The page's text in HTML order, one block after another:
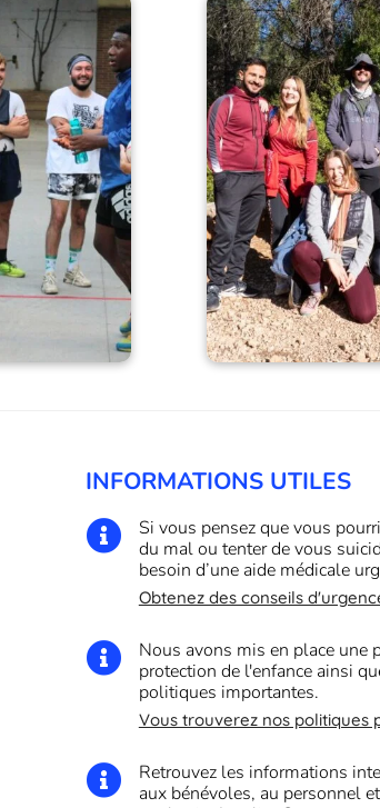
INFORMATIONS UTILES

Si vous pensez que vous
du mal ou tenter de vous
besoin d’une aide médicale
Obtenez des conseils

Nous avons mis en place une
protection de l'enfance ainsi
politiques importantes.
Vous trouverez nos politiques

Retrouvez les informations
aux bénévoles, au personnel